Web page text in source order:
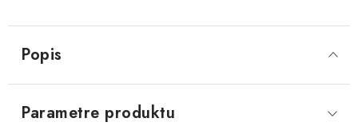
Popis
Parametre produktu